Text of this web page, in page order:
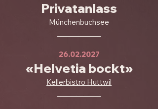
Privatanlass
Münchenbuchsee
26.02.2027
«Helvetia bockt»
Kellerbistro Huttwil